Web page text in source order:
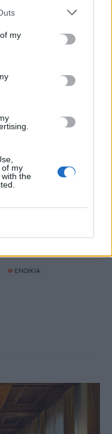
my
of my
the
προστατεύουν τον
Δημοτικό Σχολείο
# ΕΝΟΙΚΙΑ